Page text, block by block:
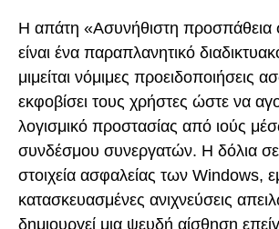
Η απάτη «Ασυνήθιστη προσπάθεια
είναι ένα παραπλανητικό
μιμείται νόμιμες προειδοποιήσεις
εκφοβίσει τους χρήστες ώστε να
λογισμικό προστασίας από ιούς
συνδέσμου συνεργατών. Η δόλια
στοιχεία ασφαλείας των Windows,
κατασκευασμένες ανιχνεύσεις
δημιουργεί μια ψευδή αίσθηση